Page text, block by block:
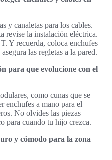
y canaletas para los cables.
revise la instalación eléctrica.
Y recuerda, coloca enchufes
las regletas a la pared.
para que evolucione con el
como cunas que se
enchufes a mano para el
No olvides las piezas
para cuando tu hijo crezca.
y cómodo para la zona